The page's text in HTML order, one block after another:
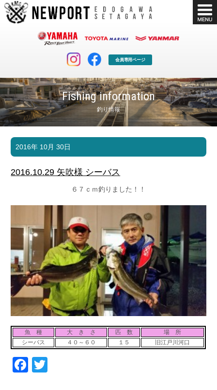
会員専用ページ
Fishing information
釣り情報
マリンクラブ
マリンライフを堪能したい！
ボート販売
ボート免許
長年の実績と信頼！
お問い合わせ
Contact us
採用情報
Recruit
リンク集
2016年 10月 30日
2016.10.29 矢吹様 シーバス
６７ｃｍ釣りました！！
魚 種 大 き さ 匹 数
場 所
シーバス
４０～６０ １５ 旧江戸川河口
Facebook